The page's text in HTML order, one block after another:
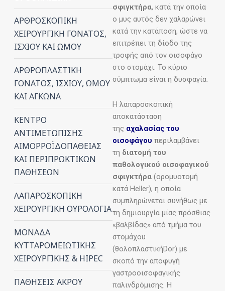
ΑΡΘΡΟΣΚΟΠΙΚΗ
ΧΕΙΡΟΥΡΓΙΚΗ ΓΟΝΑΤΟΣ,
ΙΣΧΙΟΥ ΚΑΙ ΩΜΟΥ
ΑΡΘΡΟΠΛΑΣΤΙΚΗ
ΓΟΝΑΤΟΣ, ΙΣΧΙΟΥ, ΩΜΟΥ
ΚΑΙ ΑΓΚΩΝΑ
ΚΕΝΤΡΟ
ΑΝΤΙΜΕΤΩΠΙΣΗΣ
ΑΙΜΟΡΡΟΪΔΟΠΑΘΕΙΑΣ
ΚΑΙ ΠΕΡΙΠΡΩΚΤΙΚΩΝ
ΠΑΘΗΣΕΩΝ
ΛΑΠΑΡΟΣΚΟΠΙΚΗ
ΧΕΙΡΟΥΡΓΙΚΗ ΟΥΡΟΛΟΓΙΑ
ΜΟΝΑΔΑ
ΚΥΤΤΑΡΟΜΕΙΩΤΙΚΗΣ
ΧΕΙΡΟΥΡΓΙΚΗΣ & HIPEC
ΠΑΘΗΣΕΙΣ ΑΚΡΟΥ
σφιγκτήρα, κατά την οποία
ο μυς αυτός δεν χαλαρώνει
κατά την κατάποση, ώστε να
επιτρέπει τη δίοδο της
τροφής από τον οισοφάγο
στο στομάχι. Το κύριο
σύμπτωμα είναι η δυσφαγία.
Η λαπαροσκοπική
αποκατάσταση
της αχαλασίας του
οισοφάγου περιλαμβάνει
τη διατομή του
παθολογικού οισοφαγικού
σφιγκτήρα (ορομυοτομή
κατά Heller), η οποία
συμπληρώνεται συνήθως με
τη δημιουργία μίας πρόσθιας
«βαλβίδας» από τμήμα του
στομάχου
(θολοπλαστικήDor) με
σκοπό την αποφυγή
γαστροοισοφαγικής
παλινδρόμισης. Η